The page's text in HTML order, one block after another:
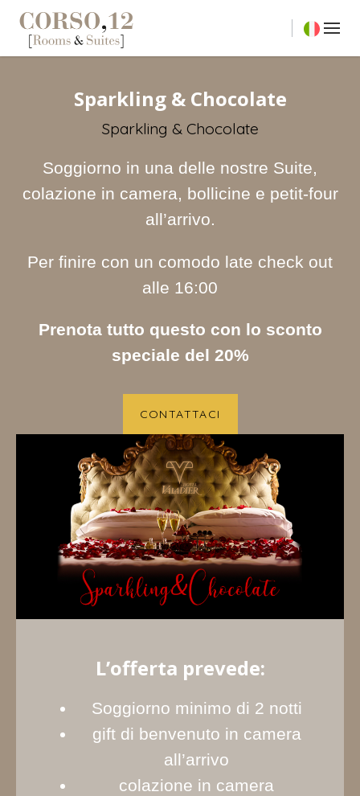
Sparkling & Chocolate
Sparkling & Chocolate
Soggiorno in una delle nostre Suite,
colazione in camera, bollicine e petit-four
all’arrivo.
Per finire con un comodo late check out
alle 16:00
Prenota tutto questo con lo sconto
speciale del 20%
CONTATTACI
L’offerta prevede:
Soggiorno minimo di 2 notti
gift di benvenuto in camera
all’arrivo
colazione in camera